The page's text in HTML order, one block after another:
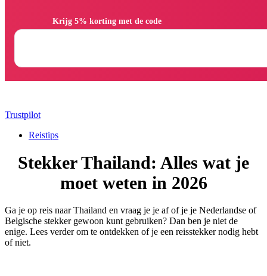
Trustpilot
Reistips
Stekker Thailand: Alles wat je
moet weten in 2026
Ga je op reis naar Thailand en vraag je je af of je je Nederlandse of
Belgische stekker gewoon kunt gebruiken? Dan ben je niet de
enige. Lees verder om te ontdekken of je een reisstekker nodig hebt
of niet.